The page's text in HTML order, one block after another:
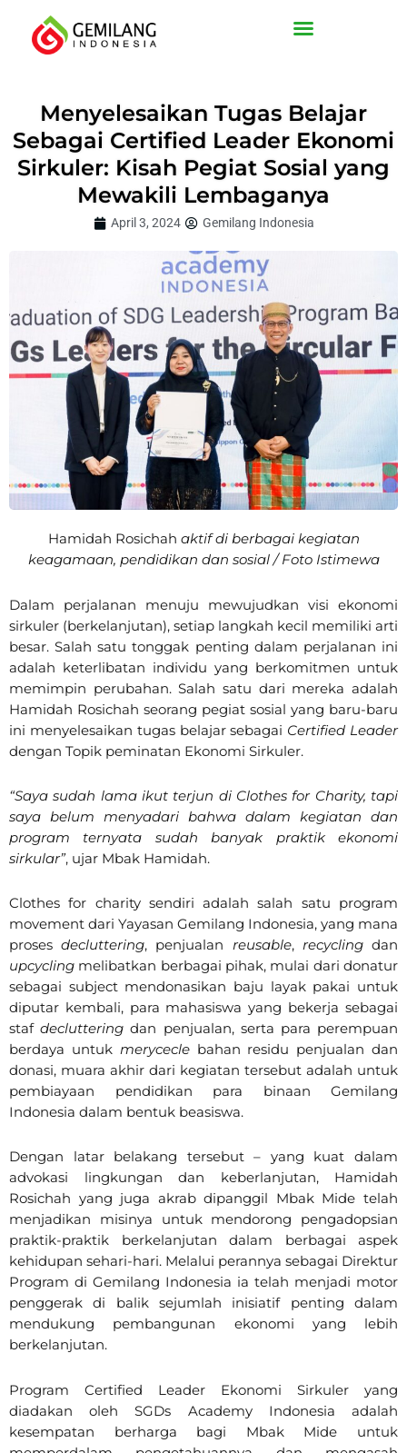
konten
Menyelesaikan Tugas Belajar
Sebagai Certified Leader Ekonomi
Sirkuler: Kisah Pegiat Sosial yang
Mewakili Lembaganya
April 3, 2024 Gemilang Indonesia
Hamidah Rosichah aktif di berbagai kegiatan
keagamaan, pendidikan dan sosial / Foto Istimewa
Dalam perjalanan menuju mewujudkan visi ekonomi
sirkuler (berkelanjutan), setiap langkah kecil memiliki arti
besar. Salah satu tonggak penting dalam perjalanan ini
adalah keterlibatan individu yang berkomitmen untuk
memimpin perubahan. Salah satu dari mereka adalah
Hamidah Rosichah seorang pegiat sosial yang baru-baru
ini menyelesaikan tugas belajar sebagai Certified Leader
dengan Topik peminatan Ekonomi Sirkuler.
“Saya sudah lama ikut terjun di Clothes for Charity, tapi
saya belum menyadari bahwa dalam kegiatan dan
program ternyata sudah banyak praktik ekonomi
sirkular”, ujar Mbak Hamidah.
Clothes for charity sendiri adalah salah satu program
movement dari Yayasan Gemilang Indonesia, yang mana
prosesdecluttering, penjualan reusable, recyclingdan
upcycling melibatkan berbagai pihak, mulai dari donatur
sebagai subject mendonasikan baju layak pakai untuk
diputar kembali, para mahasiswa yang bekerja sebagai
stafdeclutteringdan penjualan, serta para perempuan
berdaya untuk merycecle bahan residu penjualan dan
donasi, muara akhir dari kegiatan tersebut adalah untuk
pembiayaan pendidikan para binaan Gemilang
Indonesia dalam bentuk beasiswa.
Dengan latar belakang tersebut – yang kuat dalam
advokasi lingkungan dan keberlanjutan, Hamidah
Rosichah yang juga akrab dipanggil Mbak Mide telah
menjadikan misinya untuk mendorong pengadopsian
praktik-praktik berkelanjutan dalam berbagai aspek
kehidupan sehari-hari. Melalui perannya sebagai Direktur
Program di Gemilang Indonesia ia telah menjadi motor
penggerak di balik sejumlah inisiatif penting dalam
mendukung pembangunan ekonomi yang lebih
berkelanjutan.
Program Certified Leader Ekonomi Sirkuler yang
diadakan oleh SGDs Academy Indonesia adalah
kesempatan berharga bagi Mbak Mide untuk